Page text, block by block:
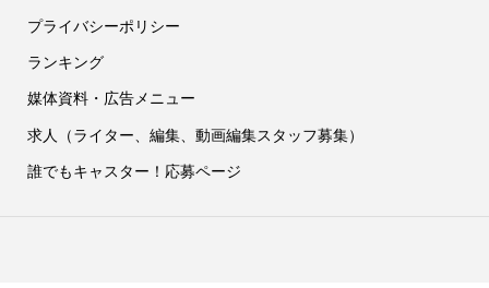
プライバシーポリシー
ランキング
媒体資料・広告メニュー
求人（ライター、編集、動画編集スタッフ募集）
誰でもキャスター！応募ページ